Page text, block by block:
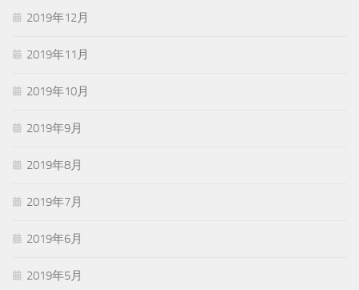
2019年12月
2019年11月
2019年10月
2019年9月
2019年8月
2019年7月
2019年6月
2019年5月